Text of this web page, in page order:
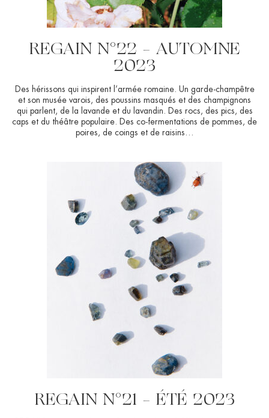
REGAIN N°22 – AUTOMNE
2023
Des hérissons qui inspirent l’armée romaine. Un garde-champêtre
et son musée varois, des poussins masqués et des champignons
qui parlent, de la lavande et du lavandin. Des rocs, des pics, des
caps et du théâtre populaire. Des co-fermentations de pommes, de
poires, de coings et de raisins…
REGAIN N°21 – ÉTÉ 2023